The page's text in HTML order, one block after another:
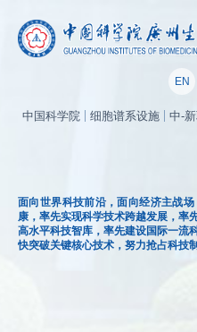
EN
中国科学院 细胞谱系设施 中-
面向世界科技前沿，面向经济主战
康，率先实现科学技术跨越发展，率
高水平科技智库，率先建设国际一流
快突破关键核心技术，努力抢占科技制